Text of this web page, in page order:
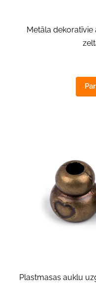
Metāla
Plastmasas auklu